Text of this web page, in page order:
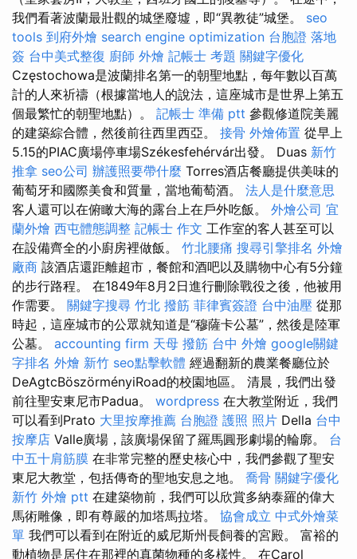
我們看著波蘭最壯觀的城堡廢墟，即“異教徒”城堡。 seo
tools 到府外燴 search engine optimization 台胞證 落地
簽 台中美式整復 廚師 外燴 記帳士 考題 關鍵字優化
Częstochowa是波蘭排名第一的朝聖地點，每年數以百萬
計的人來祈禱（根據當地人的說法，這座城市是世界上第五
個最繁忙的朝聖地點）。 記帳士 準備 ptt 參觀修道院美麗
的建築綜合體，然後前往西里西亞。 接骨 外燴佈置 從早上
5.15的PIAC廣場停車場Székesfehérvár出發。 Duas 新竹
推拿 seo公司 辦護照要帶什麼 Torres酒店餐廳提供美味的
葡萄牙和國際美食和質量，當地葡萄酒。 法人是什麼意思
客人還可以在俯瞰大海的露台上在戶外吃飯。 外燴公司 宜
蘭外燴 西屯體態調整 記帳士 作文 工作室的客人甚至可以
在設備齊全的小廚房裡做飯。 竹北腰痛 搜尋引擎排名 外燴
廠商 該酒店還距離超市，餐館和酒吧以及購物中心有5分鐘
的步行路程。 在1849年8月2日進行刪除戰役之後，他被用
作需要。 關鍵字搜尋 竹北 撥筋 菲律賓簽證 台中油壓 從那
時起，這座城市的公眾就知道是“穆薩卡公墓”，然後是陸軍
公墓。 accounting firm 天母 撥筋 台中 外燴 google關鍵
字排名 外燴 新竹 seo點擊軟體 經過翻新的農業餐廳位於
DeAgtcBöszörményiRoad的校園地區。 清晨，我們出發
前往聖安東尼市Padua。 wordpress 在大教堂附近，我們
可以看到Prato 大里按摩推薦 台胞證 護照 照片 Della 台中
按摩店 Valle廣場，該廣場保留了羅馬圓形劇場的輪廓。 台
中五十肩筋膜 在非常完整的歷史核心中，我們參觀了聖安
東尼大教堂，包括傳奇的聖地安息之地。 喬骨 關鍵字優化
新竹 外燴 ptt 在建築物前，我們可以欣賞多納泰羅的偉大
馬術雕像，即有尊嚴的加塔馬拉塔。 協會成立 中式外燴菜
單 我們可以看到在附近的威尼斯州長飼養的宮殿。 富裕的
動植物是居住在那裡的真菌物種的多樣性。 在Carol